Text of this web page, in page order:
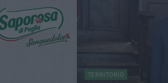
TERRITORIO